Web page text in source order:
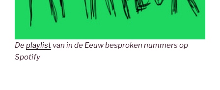
Deplaylist van in de Eeuw besproken nummers op
Spotify